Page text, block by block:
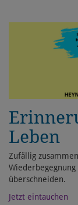
Leben
Zufällig
überschneiden.
Jetzt eintauchen